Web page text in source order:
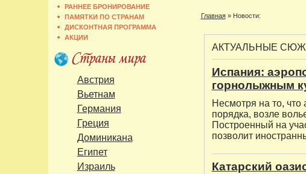
РАННЕЕ БРОНИРОВАНИЕ
ПАМЯТКИ ПО СТРАНАМ
ДИСКОНТНАЯ ПРОГРАММА
АКЦИИ
Австрия
Вьетнам
Германия
Греция
Доминикана
Египет
Израиль
Главная» Новости:
АКТУАЛЬНЫЕ
Испания:
горнолыжным
Несмотря на то, что
порядка, возле
Построенный на
позволит
Катарский